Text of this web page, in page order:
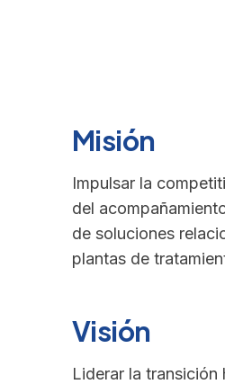
Misión
Impulsar la
del
de soluciones
plantas de
Visión
Liderar la